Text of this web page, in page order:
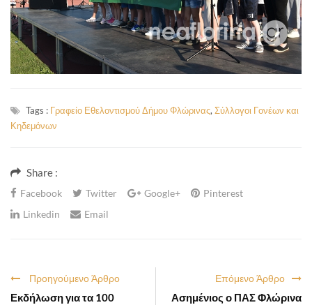
Tags : Γραφείο Εθελοντισμού Δήμου Φλώρινας, Σύλλογοι Γονέων και
Κηδεμόνων
Share :
Facebook Twitter Google+
Pinterest
Linkedin
Email
Επόμενο Άρθρο
Ασημένιος ο ΠΑΣ Φλώρινα
Προηγούμενο Άρθρο
Εκδήλωση για τα 100